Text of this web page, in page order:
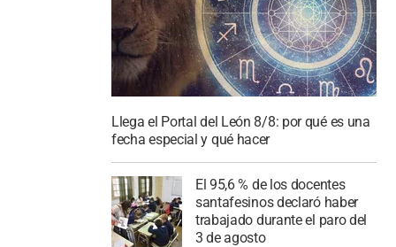
Llega el Portal del León 8/8: por qué es una
fecha especial y qué hacer
El 95,6 % de los docentes
santafesinos declaró haber
trabajado durante el paro del
3 de agosto